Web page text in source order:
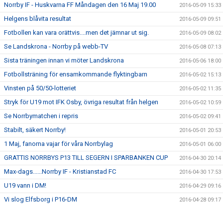
Norrby IF - Huskvarna FF Måndagen den 16 Maj 19.00 2016-05-09 15:33
Helgens blåvita resultat 2016-05-09 09:51
Fotbollen kan vara orättvis....men det jämnar ut sig. 2016-05-09 08:02
Se Landskrona - Norrby på webb-TV 2016-05-08 07:13
Sista träningen innan vi möter Landskrona 2016-05-06 18:00
Fotbollsträning för ensamkommande flyktingbarn 2016-05-02 15:13
Vinsten på 50/50-lotteriet 2016-05-02 11:35
Stryk för U19 mot IFK Osby, övriga resultat från helgen 2016-05-02 10:59
Se Norrbymatchen i repris 2016-05-02 09:41
Stabilt, säkert Norrby! 2016-05-01 20:53
1 Maj, fanorna vajar för våra Norrbylag 2016-05-01 06:00
GRATTIS NORRBYS P13 TILL SEGERN I SPARBANKEN CUP 2016-04-30 20:14
Max-dags......Norrby IF - Kristianstad FC 2016-04-30 17:53
U19 vann i DM! 2016-04-29 09:16
Vi slog Elfsborg i P16-DM 2016-04-28 09:17